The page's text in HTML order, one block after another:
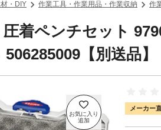
・DIY 作業工具・作業用品・作業収納 作
着ペンチセット
【別送品】
メーカー